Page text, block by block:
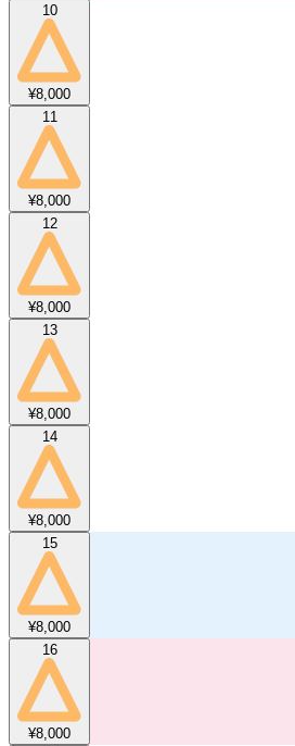
10
¥8,000
11
¥8,000
12
¥8,000
13
¥8,000
14
¥8,000
15
¥8,000
16
¥8,000